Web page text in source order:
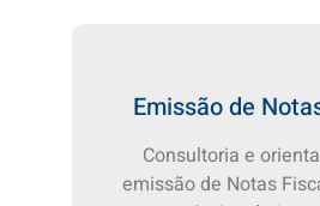
Emissão de
Consultoria e
emissão de Notas